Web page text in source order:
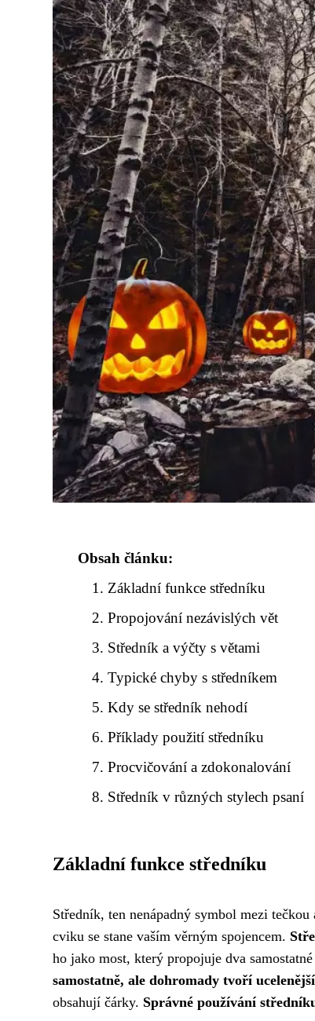
Obsah článku:
Základní funkce středníku
Propojování nezávislých vět
Středník a výčty s větami
Typické chyby s středníkem
Kdy se středník nehodí
Příklady použití středníku
Procvičování a zdokonalování
Středník v různých stylech psaní
Základní funkce středníku
Středník, ten nenápadný symbol mezi
cviku se stane vaším věrným spojencem.
ho jako most, který propojuje dva
samostatně, ale dohromady tvoří
obsahují čárky. Správné používání